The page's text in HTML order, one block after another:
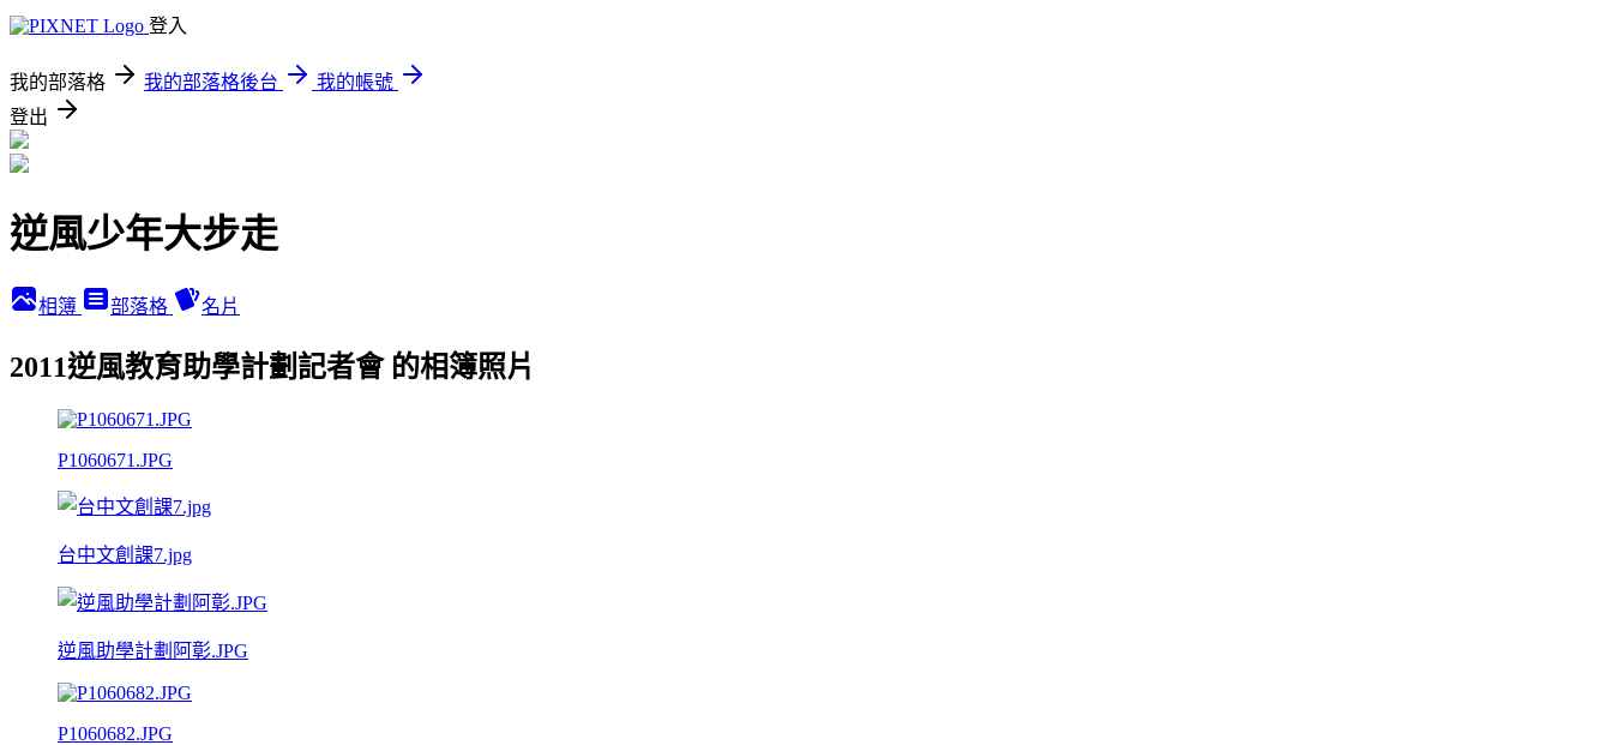
登入
我的部落格 我的部落格後台
我的帳號
登出
逆風少年大步走
相簿 部落格 名片
2011逆風教育助學計劃記者會 的相簿照片
P1060671.JPG
台中文創課7.jpg
逆風助學計劃阿彰.JPG
P1060682.JPG